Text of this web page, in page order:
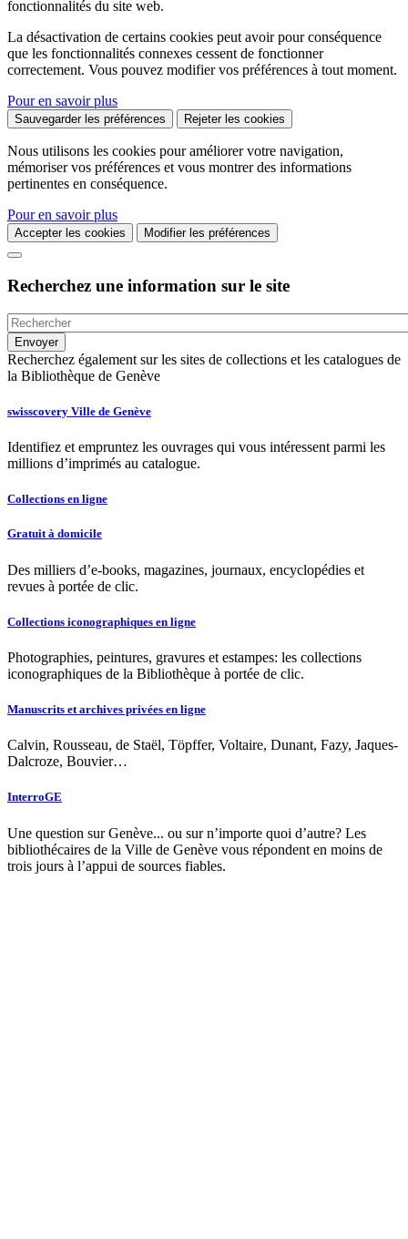
fonctionnalités du site web.
La désactivation de certains cookies peut avoir pour conséquence
que les fonctionnalités connexes cessent de fonctionner
correctement. Vous pouvez modifier vos préférences à tout moment.
Pour en savoir plus
Sauvegarder les préférences Rejeter les cookies
Nous utilisons les cookies pour améliorer votre navigation,
mémoriser vos préférences et vous montrer des informations
pertinentes en conséquence.
Pour en savoir plus
Accepter les cookies Modifier les préférences
Recherchez une information sur le site
Recherchez également sur les sites de collections et les catalogues de
la Bibliothèque de Genève
swisscovery Ville de Genève
Identifiez et empruntez les ouvrages qui vous intéressent parmi les
millions d’imprimés au catalogue.
Collections en ligne
Gratuit à domicile
Des milliers d’e-books, magazines, journaux, encyclopédies et
revues à portée de clic.
Collections iconographiques en ligne
Photographies, peintures, gravures et estampes: les collections
iconographiques de la Bibliothèque à portée de clic.
Manuscrits et archives privées en ligne
Calvin, Rousseau, de Staël, Töpffer, Voltaire, Dunant, Fazy, Jaques-
Dalcroze, Bouvier…
InterroGE
Une question sur Genève... ou sur n’importe quoi d’autre? Les
bibliothécaires de la Ville de Genève vous répondent en moins de
trois jours à l’appui de sources fiables.